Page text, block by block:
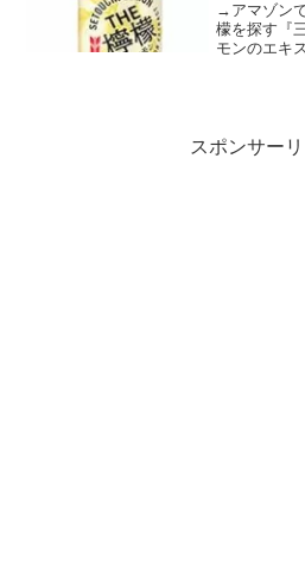
→アマゾン
檬を探す『
モンのエキ
スポンサー